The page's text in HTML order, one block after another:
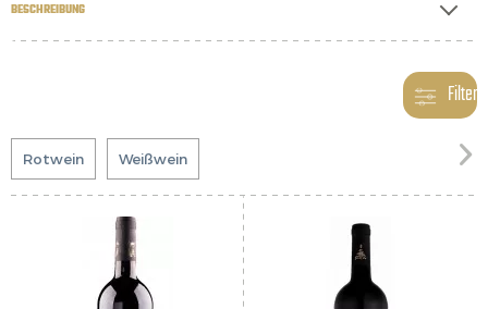
BESCHREIBUNG
Filter
Rotwein Weißwein 